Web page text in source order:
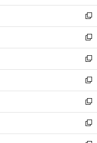
開
く
ウ
で
開
く
ン
ド
ウ
で
開
く
新
し
い
ウ
ィ
ン
ド
ウ
で
開
く
新
し
い
ウ
ィ
ン
ド
ウ
で
開
新
し
い
ウ
ィ
ン
ド
ウ
新
し
い
ウ
ィ
ン
新
し
い
ウ
新
し